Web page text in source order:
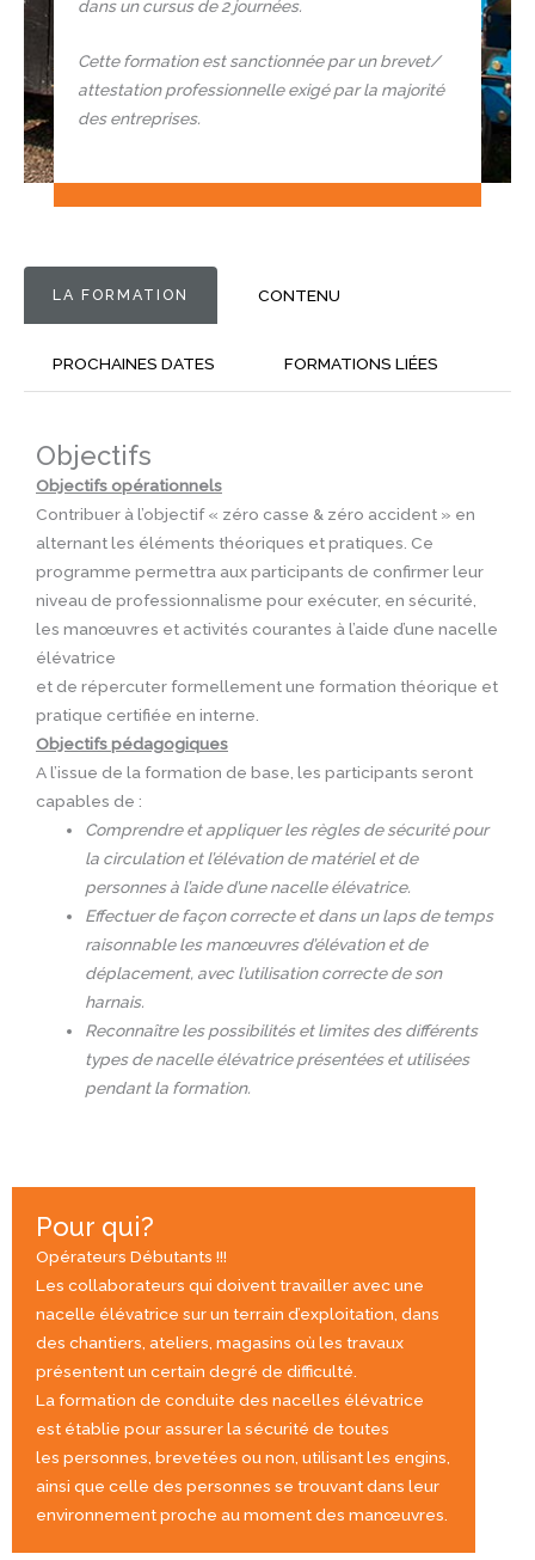
dans un cursus de 2 journées.
Cette formation est sanctionnée par un brevet/
attestation professionnelle exigé par la majorité
des entreprises.
LA FORMATION CONTENU
PROCHAINES DATES FORMATIONS LIÉES
Objectifs
Objectifs opérationnels
Contribuer à l’objectif « zéro casse & zéro accident » en
alternant les éléments théoriques et pratiques. Ce
programme permettra aux participants de confirmer leur
niveau de professionnalisme pour exécuter, en sécurité,
les manœuvres et activités courantes à l’aide d’une nacelle
élévatrice
et de répercuter formellement une formation théorique et
pratique certifiée en interne.
Objectifs pédagogiques
A l’issue de la formation de base, les participants seront
capables de :
Comprendre et appliquer les règles de sécurité pour
la circulation et l’élévation de matériel et de
personnes à l’aide d’une nacelle élévatrice.
Effectuer de façon correcte et dans un laps de temps
raisonnable les manœuvres d’élévation et de
déplacement, avec l’utilisation correcte de son
harnais.
Reconnaître les possibilités et limites des différents
types de nacelle élévatrice présentées et utilisées
pendant la formation.
Pour qui?
Opérateurs Débutants !!!
Les collaborateurs qui doivent travailler avec une
nacelle élévatrice sur un terrain d’exploitation, dans
des chantiers, ateliers, magasins où les travaux
présentent un certain degré de difficulté.
La formation de conduite des nacelles élévatrice
est établie pour assurer la sécurité de toutes
les personnes, brevetées ou non, utilisant les engins,
ainsi que celle des personnes se trouvant dans leur
environnement proche au moment des manœuvres.